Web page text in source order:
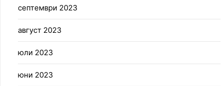
септември 2023
август 2023
юли 2023
юни 2023